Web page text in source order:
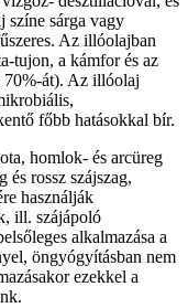
színe sárga vagy
Az illóolajban
tujon, a kámfor és az
70%-át). Az illóolaj
főbb hatásokkal bír.
homlok- és arcüreg
rossz szájszag,
használják
ill. szájápoló
alkalmazása a
öngyógyításban nem
ezekkel a